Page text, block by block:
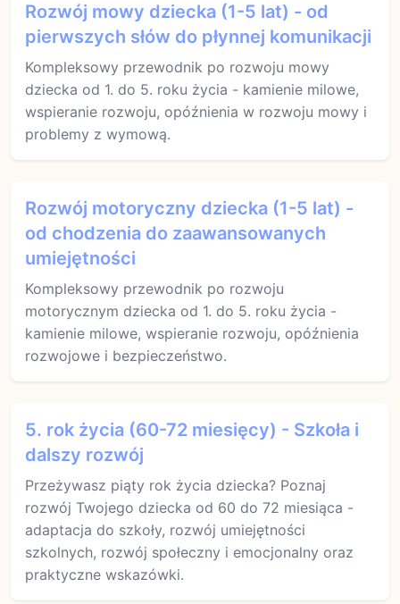
Rozwój mowy dziecka (1-5 lat) - od
pierwszych słów do płynnej komunikacji
Kompleksowy przewodnik po rozwoju mowy
dziecka od 1. do 5. roku życia - kamienie milowe,
wspieranie rozwoju, opóźnienia w rozwoju mowy i
problemy z wymową.
Rozwój motoryczny dziecka (1-5 lat) -
od chodzenia do zaawansowanych
umiejętności
Kompleksowy przewodnik po rozwoju
motorycznym dziecka od 1. do 5. roku życia -
kamienie milowe, wspieranie rozwoju, opóźnienia
rozwojowe i bezpieczeństwo.
5. rok życia (60-72 miesięcy) - Szkoła i
dalszy rozwój
Przeżywasz piąty rok życia dziecka? Poznaj
rozwój Twojego dziecka od 60 do 72 miesiąca -
adaptacja do szkoły, rozwój umiejętności
szkolnych, rozwój społeczny i emocjonalny oraz
praktyczne wskazówki.